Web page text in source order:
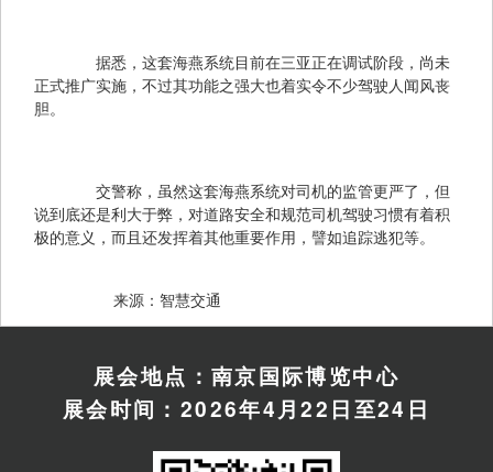
据悉，这套海燕系统目前在三亚正在调试阶段，尚未
正式推广实施，不过其功能之强大也着实令不少驾驶人闻风丧
胆。
交警称，虽然这套海燕系统对司机的监管更严了，但
说到底还是利大于弊，对道路安全和规范司机驾驶习惯有着积
极的意义，而且还发挥着其他重要作用，譬如追踪逃犯等。
来源：智慧交通
展会地点：南京国际博览中心
展会时间：2026年4月22日至24日